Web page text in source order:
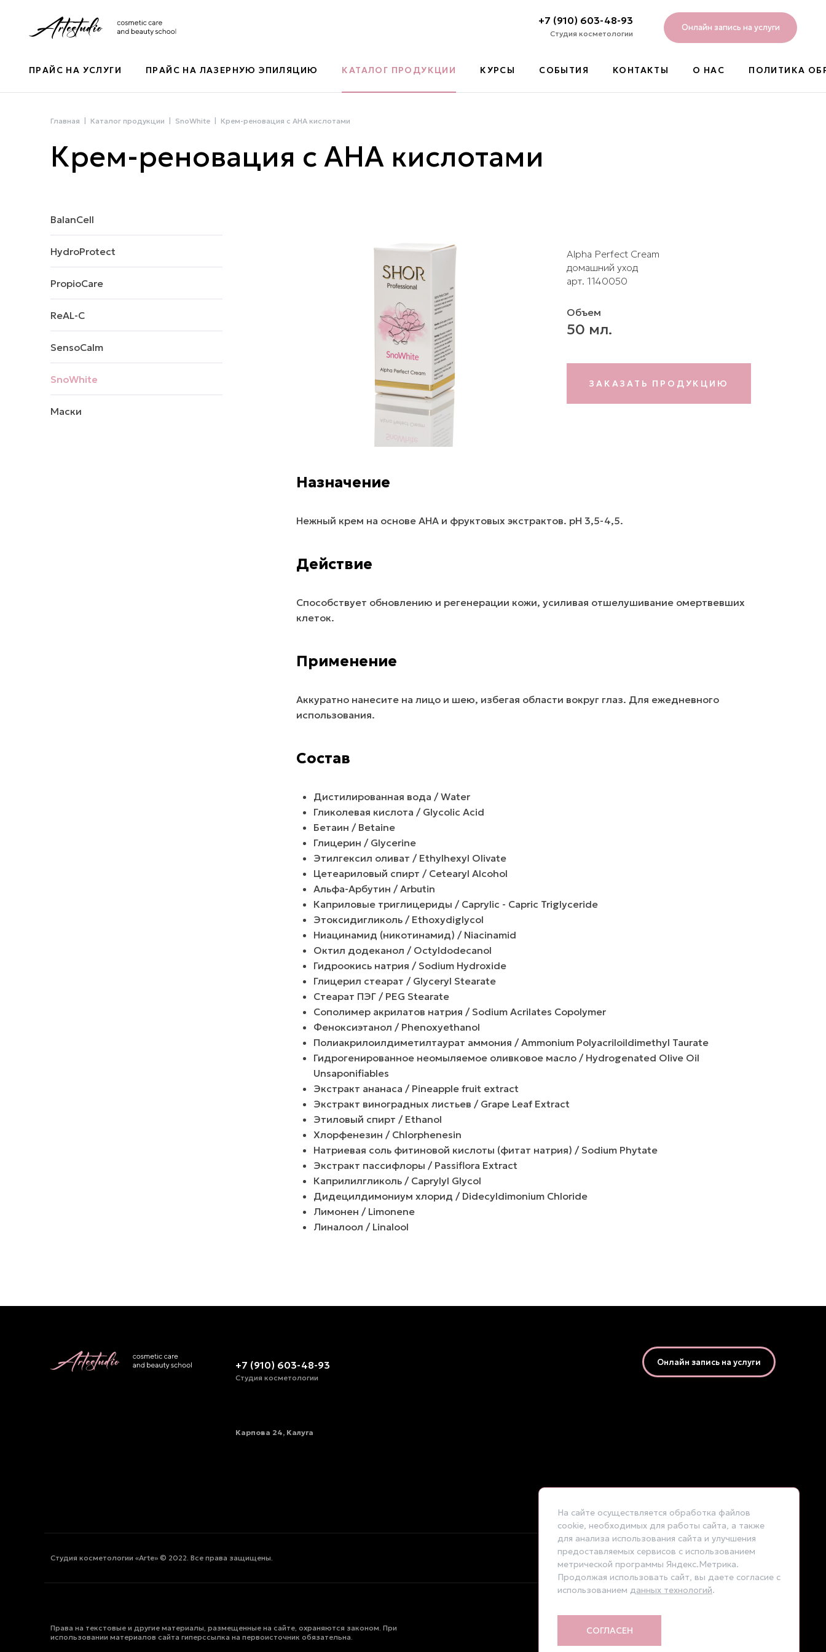
+7 (910) 603-48-93
Студия косметологии
Онлайн запись на услуги
ПРАЙС НА УСЛУГИ ПРАЙС НА ЛАЗЕРНУЮ ЭПИЛЯЦИЮ КАТАЛОГ ПРОДУКЦИИ КУРСЫ СОБЫТИЯ КОНТАКТЫ О НАС ПОЛИТИКА
Главная Каталог продукции SnoWhite Крем-реновация с АНА кислотами
Крем-реновация с АНА кислотами
BalanCell
HydroProtect
PropioCare
ReAL-C
SensoCalm
SnoWhite
Маски
Alpha Perfect Cream
домашний уход
арт. 1140050
Объем
50 мл.
ЗАКАЗАТЬ ПРОДУКЦИЮ
Назначение
Нежный крем на основе AHA и фруктовых экстрактов. рН 3,5-4,5.
Действие
Способствует обновлению и регенерации кожи, усиливая отшелушивание омертвевших
клеток.
Применение
Аккуратно нанесите на лицо и шею, избегая области вокруг глаз. Для ежедневного
использования.
Состав
Дистилированная вода / Water
Гликолевая кислота / Glycolic Acid
Бетаин / Betaine
Глицерин / Glycerine
Этилгексил оливат / Ethylhexyl Olivate
Цетеариловый спирт / Cetearyl Alcohol
Альфа-Арбутин / Arbutin
Каприловые триглицериды / Caprylic - Capric Triglyceride
Этоксидигликоль / Ethoxydiglycol
Ниацинамид (никотинамид) / Niacinamid
Октил додеканол / Octyldodecanol
Гидроокись натрия / Sodium Hydroxide
Глицерил стеарат / Glyceryl Stearate
Стеарат ПЭГ / PEG Stearate
Сополимер акрилатов натрия / Sodium Acrilates Copolymer
Феноксиэтанол / Phenoxyethanol
Полиакрилоилдиметилтаурат аммония / Ammonium Polyacriloildimethyl Taurate
Гидрогенированное неомыляемое оливковое масло / Hydrogenated Olive Oil
Unsaponifiables
Экстракт ананаса / Pineapple fruit extract
Экстракт виноградных листьев / Grape Leaf Extract
Этиловый спирт / Ethanol
Хлорфенезин / Chlorphenesin
Натриевая соль фитиновой кислоты (фитат натрия) / Sodium Phytate
Экстракт пассифлоры / Passiflora Extract
Каприлилгликоль / Caprylyl Glycol
Дидецилдимониум хлорид / Didecyldimonium Chloride
Лимонен / Limonene
Линалоол / Linalool
+7 (910) 603-48-93
Студия косметологии
Карпова 24, Калуга
Онлайн запись на услуги
Студия косметологии «Arte» © 2022. Все права защищены. Наводили красоту на сайте
Права на текстовые и другие материалы, размещенные на сайте, охраняются законом. При
использовании материалов сайта гиперссылка на первоисточник обязательна.
На сайте осуществляется обработка файлов
cookie, необходимых для работы сайта, а также
для анализа использования сайта и улучшения
предоставляемых сервисов с использованием
метрической программы Яндекс.Метрика.
Продолжая использовать сайт, вы даете согласие с
использованием данных технологий.
СОГЛАСЕН